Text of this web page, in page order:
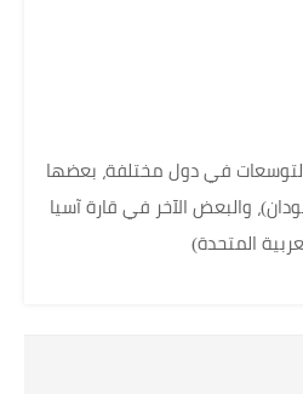
في دول مختلفة، بعضها
والبعض الآخر في قارة آسيا
المتحدة)